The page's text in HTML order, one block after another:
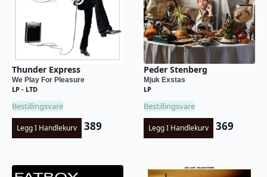
Thunder Express
We Play For Pleasure
LP - LTD
Bestillingsvare
Legg I Handlekurv 389
Peder Stenberg
Mjuk Exstas
LP
Bestillingsvare
Legg I Handlekurv 369